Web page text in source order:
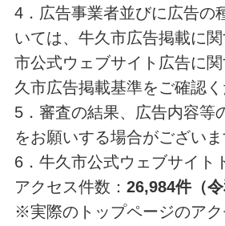
4．広告事業者並びに広告の
いては、牛久市広告掲載に
市公式ウェブサイト広告に
久市広告掲載基準をご確認く
5．審査の結果、広告内容等
をお願いする場合がございま
6．牛久市公式ウェブサイト
アクセス件数： 26,984件（令
※実際のトップページのア